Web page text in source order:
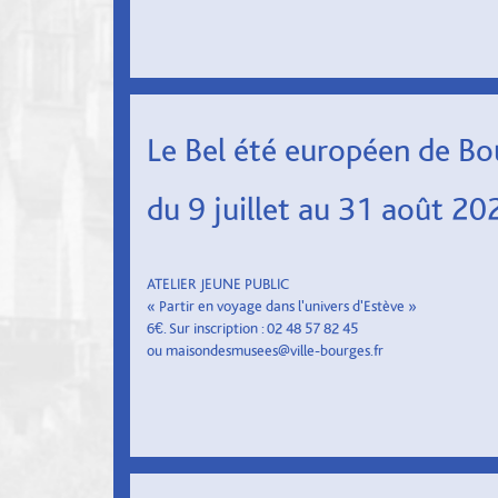
Le Bel été européen de
du 9 juillet au 31 août
ATELIER JEUNE PUBLIC
« Partir en voyage dans l'univers d'Estève »
6€. Sur inscription : 02 48 57 82 45
ou maisondesmusees@ville-bourges.fr